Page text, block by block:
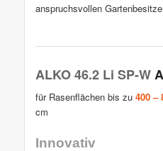
anspruchsvollen
ALKO 46.2 Li SP-W
für Rasenflächen bis zu 400 –
cm
Innovativ